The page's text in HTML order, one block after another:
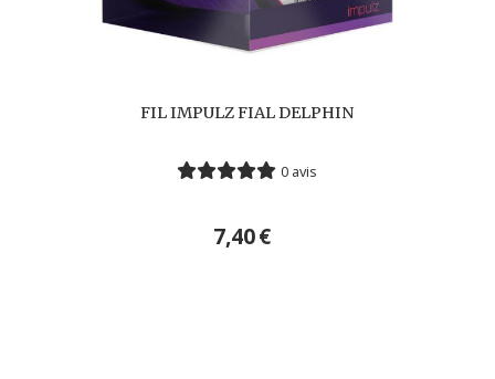
FIL IMPULZ FIAL DELPHIN
0 avis
7,40€